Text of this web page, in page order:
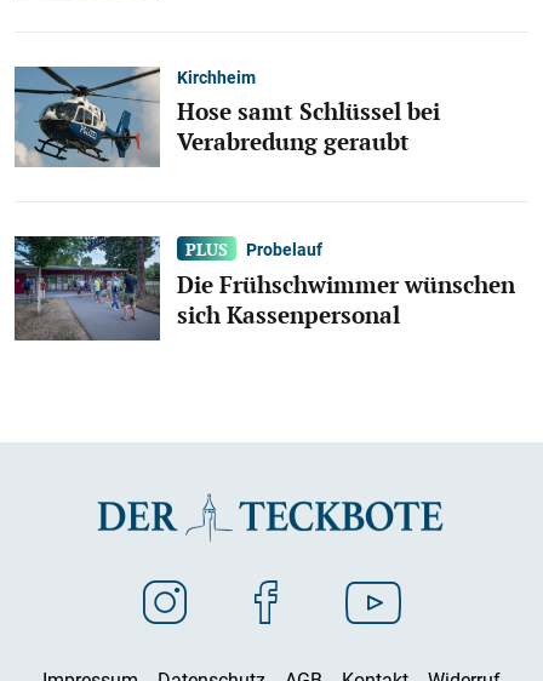
Kirchheim
Hose samt Schlüssel bei
Verabredung geraubt
Probelauf
Die Frühschwimmer wünschen
sich Kassenpersonal